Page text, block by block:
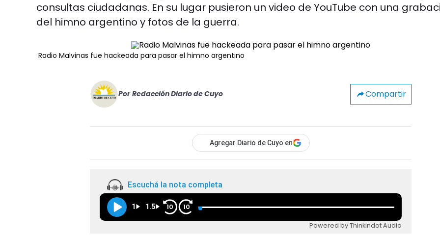
consultas ciudadanas. En su lugar pusieron un video de YouTube con una
del himno argentino y fotos de la guerra.
Radio Malvinas fue hackeada para pasar el himno argentino
Por Redacción Diario de Cuyo Compartir
Agregar Diario de Cuyo en
Escuchá la nota completa
1 1.5 10 10
Powered by Thinkindot Audio